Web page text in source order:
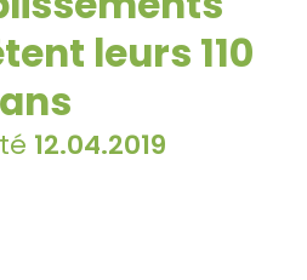
leurs 110
ans
12.04.2019